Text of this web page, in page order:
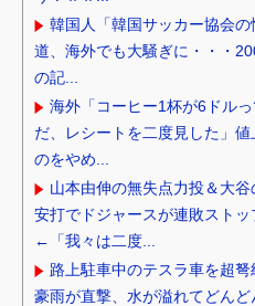
韓国人「韓国サッカー協会の
道、海外でも大騒ぎに・・・
の記...
海外「コーヒー1杯が6ドル
だ、レシートを二度見した」値
のをやめ...
山本由伸の無失点力投＆大
安打でドジャースが連敗ストッ
←「我々は二度...
路上駐車中のテスラ車を超弩
豪雨が直撃、水が溢れてどんど